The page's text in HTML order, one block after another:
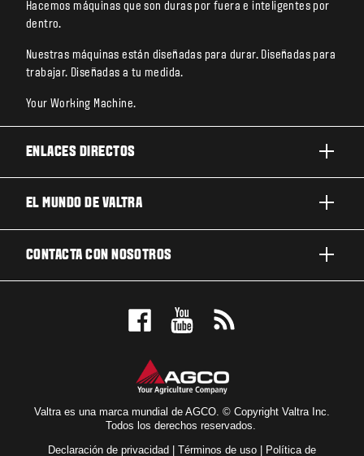
Hacemos máquinas que son duras por fuera e inteligentes por
dentro.
Nuestras máquinas están diseñadas para durar. Diseñadas para
trabajar. Diseñadas a tu medida.
Your Working Machine.
ENLACES DIRECTOS
TECNOLOGÍA
EL MUNDO DE VALTRA
CONTACTA CON NOSOTROS
RESERVE UNA PRUEBA DE MANEJO
LOCALIZADOR DE CONCESIONARIOS
Valtra es una marca mundial de AGCO. © Copyright Valtra Inc.
Todos los derechos reservados.
Declaración de privacidad | Términos de uso | Política de